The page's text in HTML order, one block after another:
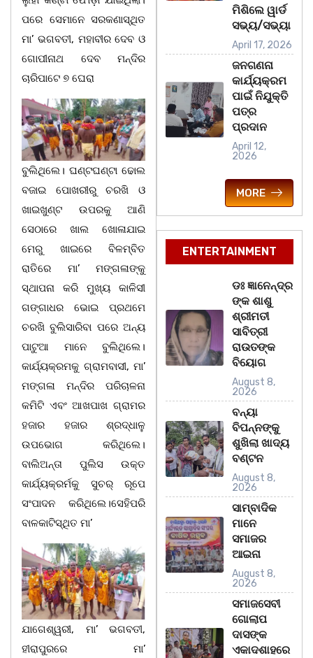
ପରେ ସେମାନେ ସରକଣାସ୍ଥିତ
ମା’ ଭଗବତୀ, ମହାବୀର ଦେବ ଓ
ଗୋପୀନାଥ ଦେବ ମନ୍ଦିର
ଚାରିପାଟେ ୭ ଘେରା
ବୁଲିଥିଲେ। ଘଣ୍ଟଘଣ୍ଟା ଢୋଲ
ବଜାଇ ପୋଖରୀରୁ ଚରଖି ଓ
ଖାଇଖୁଣ୍ଟ ଉପରକୁ ଆଣି
ସେଠାରେ ଖାଲ ଖୋଳାଯାଇ
ମେରୁ ଖାଇରେ ବିଳମ୍ବିତ
ରାତିରେ ମା’ ମଙ୍ଗଳାଙ୍କୁ
ସ୍ଥାପନା କରି ମୁଖ୍ୟ କାଳିସୀ
ଗଙ୍ଗାଧର ଭୋଇ ପ୍ରଥମେ
ଚରଖି ବୁଲିସାରିବା ପରେ ଅନ୍ୟ
ପାଟୁଆ ମାନେ ବୁଲିଥିଲେ।
କାର୍ଯ୍ୟକ୍ରମକୁ ଗ୍ରାମବାସୀ, ମା’
ମଙ୍ଗଳା ମନ୍ଦିର ପରିଚାଳନା
କମିଟି ଏବଂ ଆଖପାଖ ଗ୍ରାମର
ହଜାର ହଜାର ଶ୍ରଦ୍ଧାଳୁ
ଉପଭୋଗ କରିଥିଲେ।
ବାଲିଅନ୍ତା ପୁଲିସ ଉକ୍ତ
କାର୍ଯ୍ୟକ୍ରର୍ମକୁ ସୁଚର୍ ରୂପେ
ସଂପାଦନ କରିଥିଲେ।ସେହିପରି
ବାଳକାଟିସ୍ଥିତ ମା’
ଯାଗେଶ୍ୱରୀ, ମା’ ଭଗବତୀ,
ହୀରାପୁରରେ ମା’
ମିଶିଲେ ୱାର୍ଡ
ସଭ୍ୟ/ସଭ୍ୟା
April 17, 2026
ଜନଗଣନା
କାର୍ଯ୍ୟକ୍ରମ
ପାଇଁ ନିଯୁକ୍ତି
ପତ୍ର
ପ୍ରଦାନ
April 12,
2026
MORE
ENTERTAINMENT
ଡଃ ଜ୍ଞାନେନ୍ଦ୍ର
ଙ୍କ ଶାଶୁ
ଶ୍ରୀମତୀ
ସାବିତ୍ରୀ
ରାଉତଙ୍କ
ବିୟୋଗ
August 8,
2026
ବନ୍ୟା
ବିପନ୍ନଙ୍କୁ
ଶୁଖିଲା ଖାଦ୍ୟ
ବଣ୍ଟନ
August 8,
2026
ସାମ୍ବାଦିକ
ମାନେ
ସମାଜର
ଆଇନା
August 8,
2026
ସମାଜସେବୀ
ଗୋଲାପ
ଦାସଙ୍କ
ଏକାଦଶାହରେ